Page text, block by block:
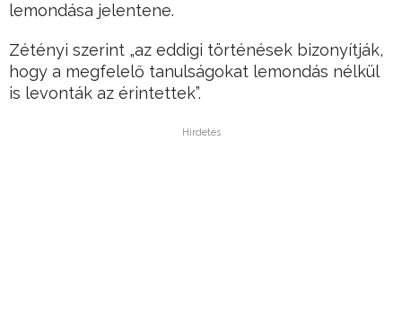
lemondása jelentene.
Zétényi szerint „az eddigi történések bizonyítják,
hogy a megfelelő tanulságokat lemondás nélkül
is levonták az érintettek”.
Hirdetés